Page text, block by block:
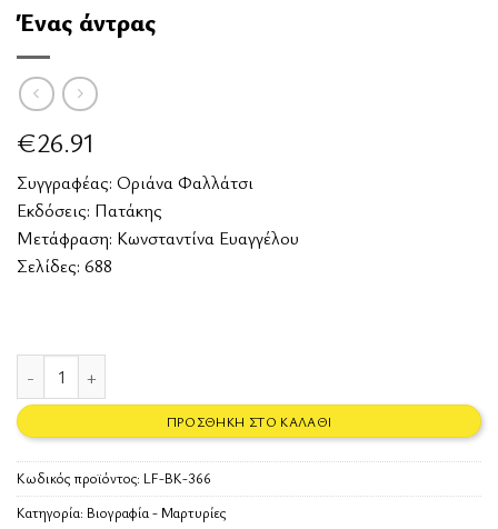
Ένας άντρας
€26.91
Συγγραφέας: Οριάνα Φαλλάτσι
Εκδόσεις: Πατάκης
Μετάφραση: Κωνσταντίνα Ευαγγέλου
Σελίδες: 688
Ένας άντρας ποσότητα
ΠΡΟΣΘΉΚΗ ΣΤΟ ΚΑΛΆΘΙ
Κωδικός προϊόντος: LF-BK-366
Κατηγορία: Βιογραφία - Μαρτυρίες